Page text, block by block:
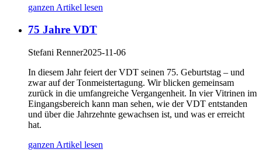
ganzen Artikel lesen
75 Jahre VDT
Stefani Renner2025-11-06
In diesem Jahr feiert der VDT seinen 75. Geburtstag – und
zwar auf der Tonmeistertagung. Wir blicken gemeinsam
zurück in die umfangreiche Vergangenheit. In vier Vitrinen im
Eingangsbereich kann man sehen, wie der VDT entstanden
und über die Jahrzehnte gewachsen ist, und was er erreicht
hat.
ganzen Artikel lesen